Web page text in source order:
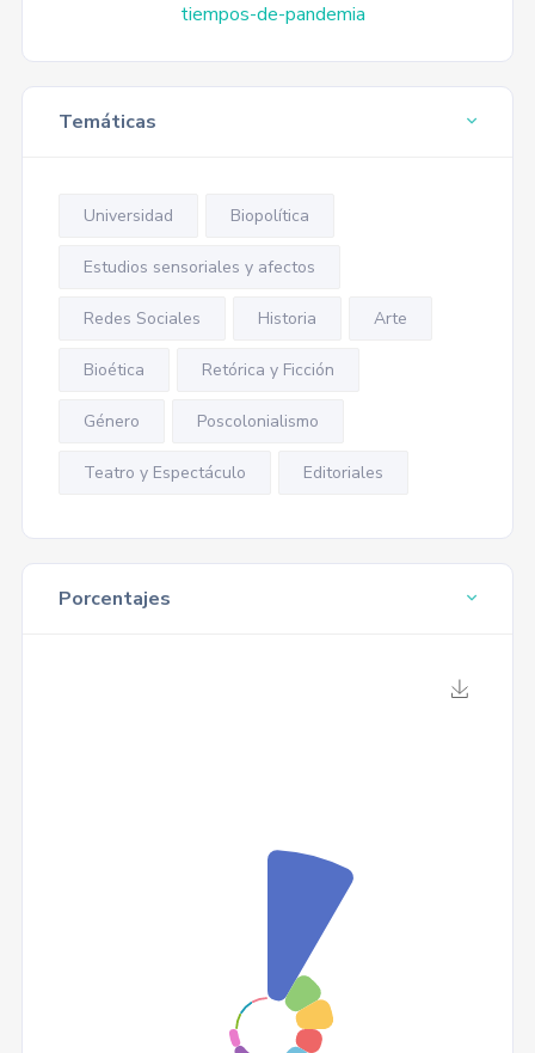
tiempos-de-pandemia
Temáticas
Universidad Biopolítica
Estudios sensoriales y afectos
Redes Sociales Historia Arte
Bioética Retórica y Ficción
Género Poscolonialismo
Teatro y Espectáculo Editoriales
Porcentajes